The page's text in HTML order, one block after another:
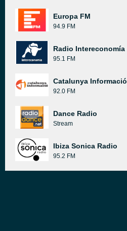
Europa FM
94.9 FM
Radio Intereconomía
95.1 FM
Catalunya Informació
92.0 FM
Dance Radio
Stream
Ibiza Sonica Radio
95.2 FM